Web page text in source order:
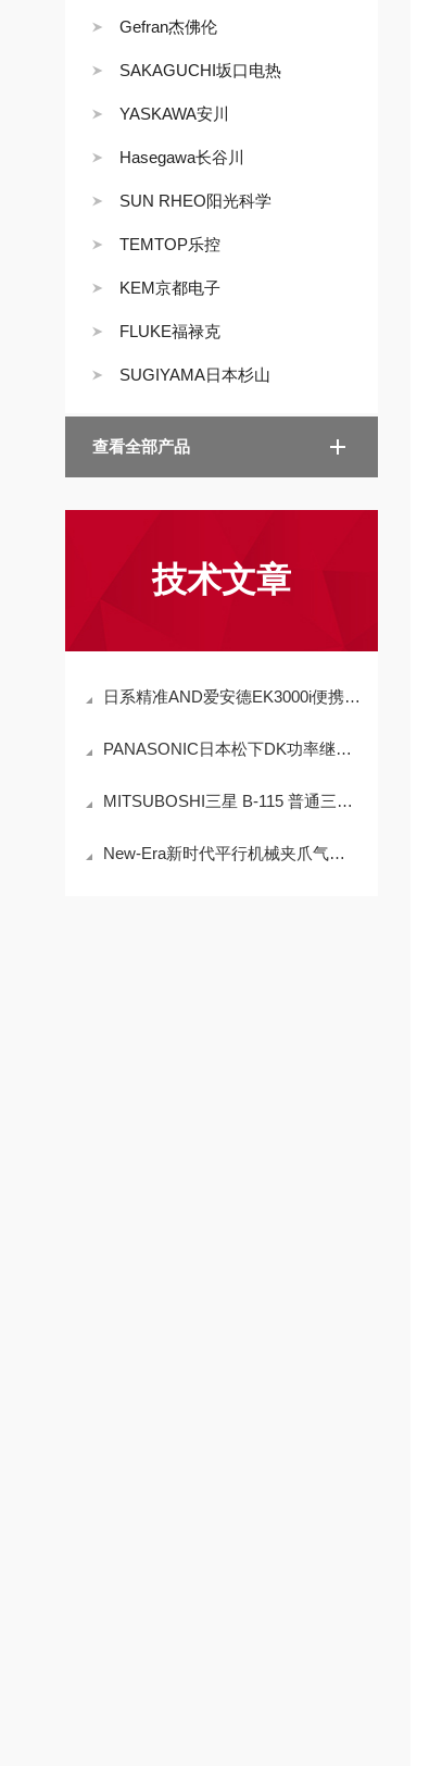
Gefran杰佛伦
SAKAGUCHI坂口电热
YASKAWA安川
Hasegawa长谷川
SUN RHEO阳光科学
TEMTOP乐控
KEM京都电子
FLUKE福禄克
SUGIYAMA日本杉山
查看全部产品
技术文章
日系精准AND爱安德EK3000i便携式天平 音叉传感+3000g量程 技术深度解析
PANASONIC日本松下DK功率继电器DK1a-3V-F的优势
MITSUBOSHI三星 B-115 普通三角带｜工业通用爆款·核心技术全解析
New-Era新时代平行机械夹爪气爪HP09R-20-M：高精度同步夹持